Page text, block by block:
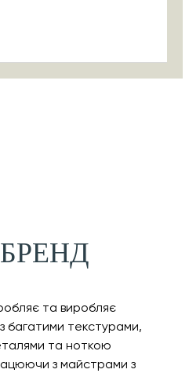
та виробляє
багатими текстурами,
та ноткою
з майстрами з